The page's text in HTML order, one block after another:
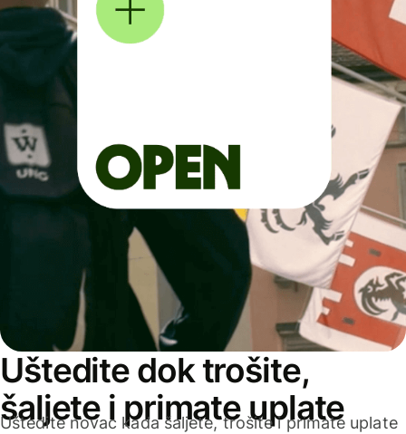
Uštedite dok trošite,
šaljete i primate uplate
Uštedite novac kada šaljete, trošite i primate uplate